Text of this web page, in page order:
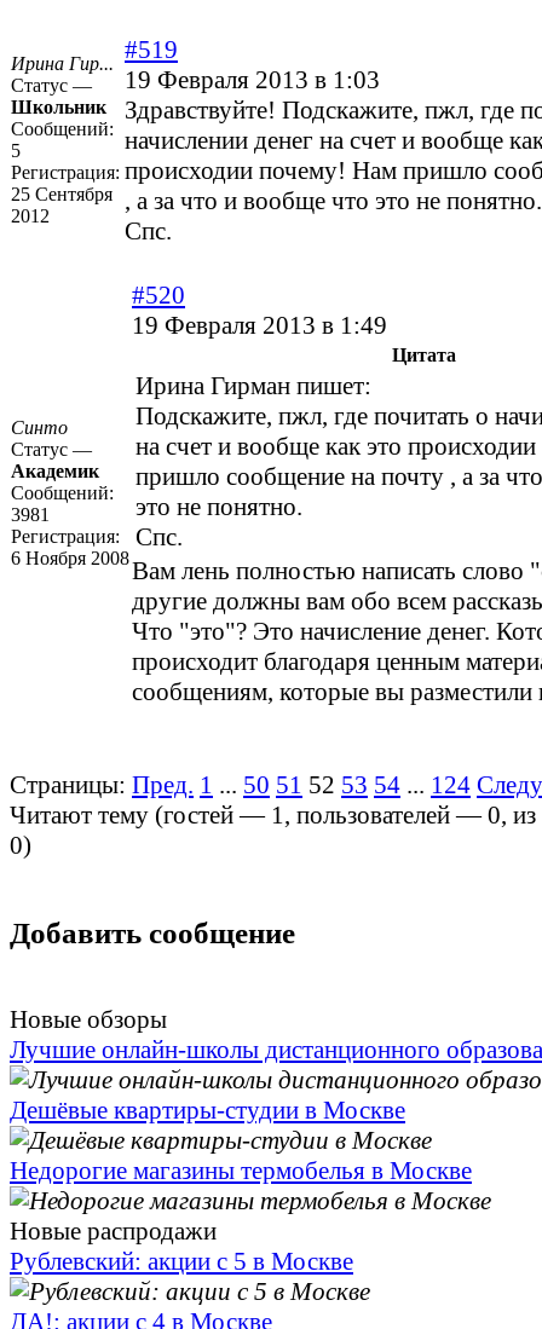
Ирина Гир...
Статус —
Школьник
Сообщений:
5
Регистрация:
25 Сентября
2012
#519
19 Февраля 2013 в 1:03
Здравствуйте! Подскажите, пжл, где
начислении денег на счет и вообще
происходии почему! Нам пришло
, а за что и вообще что это не понятно.
Спс.
Синто
Статус —
Академик
Сообщений:
3981
Регистрация:
6 Ноября 2008
#520
19 Февраля 2013 в 1:49
Цитата
Ирина Гирман пишет:
Подскажите, пжл, где почитать о
на счет и вообще как это
пришло сообщение на почту , а за
это не понятно.
Спс.
Вам лень полностью написать слово
другие должны вам обо всем
Что "это"? Это начисление денег.
происходит благодаря ценным
сообщениям, которые вы разместили
Страницы: Пред. 1 ... 50 51 52 53 54 ... 124
Читают тему (гостей — 1, пользователей —0,
0)
Добавить сообщение
Новые обзоры
Лучшие онлайн-школы дистанционного
Дешёвые квартиры-студии в Москве
Недорогие магазины термобелья в Москве
Новые распродажи
Рублевский: акции с 5 в Москве
ДА!: акции с 4 в Москве